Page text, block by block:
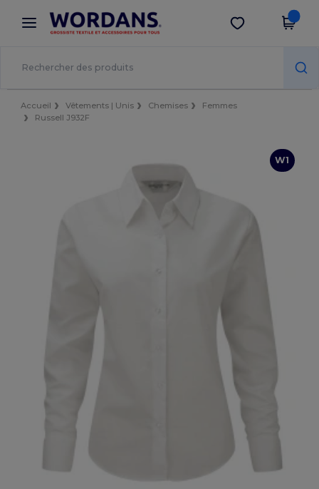
× Appli Wordans
Meilleurs prix sur l’app !
Obtenir l'appli
Accueil Vêtements | Unis Chemises
Femmes
Russell J932F
W1